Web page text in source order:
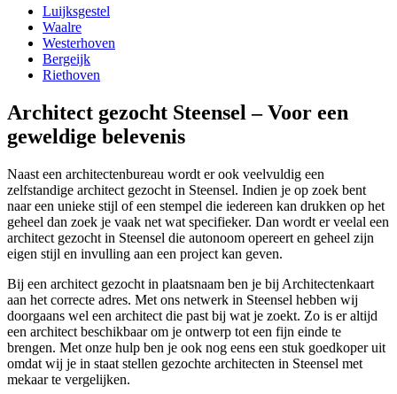
Luijksgestel
Waalre
Westerhoven
Bergeijk
Riethoven
Architect gezocht Steensel – Voor een
geweldige belevenis
Naast een architectenbureau wordt er ook veelvuldig een
zelfstandige architect gezocht in Steensel. Indien je op zoek bent
naar een unieke stijl of een stempel die iedereen kan drukken op het
geheel dan zoek je vaak net wat specifieker. Dan wordt er veelal een
architect gezocht in Steensel die autonoom opereert en geheel zijn
eigen stijl en invulling aan een project kan geven.
Bij een architect gezocht in plaatsnaam ben je bij Architectenkaart
aan het correcte adres. Met ons netwerk in Steensel hebben wij
doorgaans wel een architect die past bij wat je zoekt. Zo is er altijd
een architect beschikbaar om je ontwerp tot een fijn einde te
brengen. Met onze hulp ben je ook nog eens een stuk goedkoper uit
omdat wij je in staat stellen gezochte architecten in Steensel met
mekaar te vergelijken.